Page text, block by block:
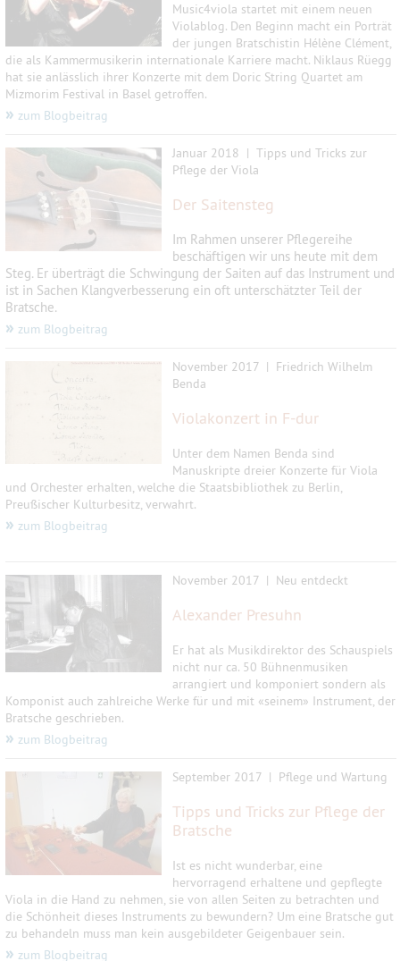
Music4viola startet mit einem neuen
Violablog. Den Beginn macht ein Porträt
der jungen Bratschistin Hélène Clément,
die als Kammermusikerin internationale Karriere macht. Niklaus Rüegg
hat sie anlässlich ihrer Konzerte mit dem Doric String Quartet am
Mizmorim Festival in Basel getroffen.
» zum Blogbeitrag
Januar 2018 | Tipps und Tricks zur
Pflege der Viola
Der Saitensteg
Im Rahmen unserer Pflegereihe
beschäftigen wir uns heute mit dem
Steg. Er überträgt die Schwingung der Saiten auf das Instrument und
ist in Sachen Klangverbesserung ein oft unterschätzter Teil der
Bratsche.
» zum Blogbeitrag
November 2017 | Friedrich Wilhelm
Benda
Violakonzert in F-dur
Unter dem Namen Benda sind
Manuskripte dreier Konzerte für Viola
und Orchester erhalten, welche die Staatsbibliothek zu Berlin,
Preußischer Kulturbesitz, verwahrt.
» zum Blogbeitrag
November 2017 | Neu entdeckt
Alexander Presuhn
Er hat als Musikdirektor des Schauspiels
nicht nur ca. 50 Bühnenmusiken
arrangiert und komponiert sondern als
Komponist auch zahlreiche Werke für und mit «seinem» Instrument, der
Bratsche geschrieben.
» zum Blogbeitrag
September 2017 | Pflege und Wartung
Tipps und Tricks zur Pflege der
Bratsche
Ist es nicht wunderbar, eine
hervorragend erhaltene und gepflegte
Viola in die Hand zu nehmen, sie von allen Seiten zu betrachten und
die Schönheit dieses Instruments zu bewundern? Um eine Bratsche gut
zu behandeln muss man kein ausgebildeter Geigenbauer sein.
» zum Blogbeitrag